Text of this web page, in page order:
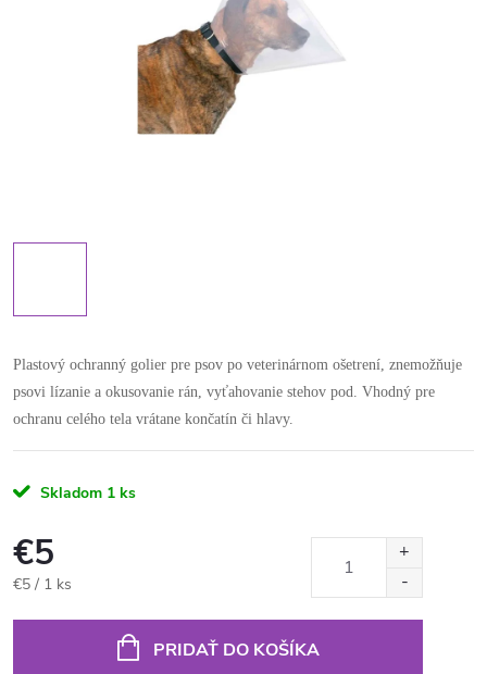
Plastový ochranný golier pre psov po veterinárnom ošetrení, znemožňuje
psovi lízanie a okusovanie rán, vyťahovanie stehov pod. Vhodný pre
ochranu celého tela vrátane končatín či hlavy.
Skladom 1 ks
€5
Jednotková
€5 / 1 ks
PRIDAŤ DO KOŠÍKA